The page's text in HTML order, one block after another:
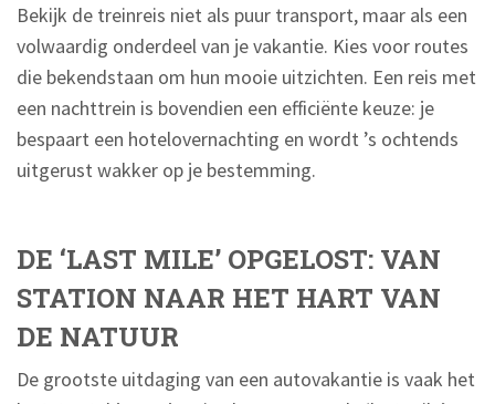
Bekijk de treinreis niet als puur transport, maar als een
volwaardig onderdeel van je vakantie. Kies voor routes
die bekendstaan om hun mooie uitzichten. Een reis met
een nachttrein is bovendien een efficiënte keuze: je
bespaart een hotelovernachting en wordt ’s ochtends
uitgerust wakker op je bestemming.
DE ‘LAST MILE’ OPGELOST: VAN
STATION NAAR HET HART VAN
DE NATUUR
De grootste uitdaging van een autovakantie is vaak het